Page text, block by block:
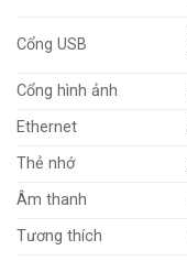
Cổng USB
Cổng hình ảnh
Ethernet
Thẻ nhớ
Âm thanh
Tương thích